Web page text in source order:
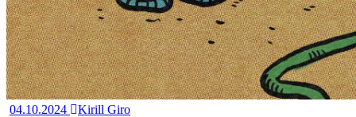
04.10.2024
Kirill Giro